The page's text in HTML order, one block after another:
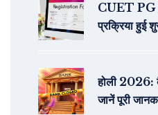
CUET PG
प्रक्रिया हुई
होली 2026:
जानें पूरी